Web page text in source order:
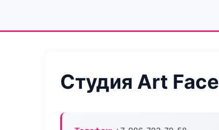
Студия Art Face